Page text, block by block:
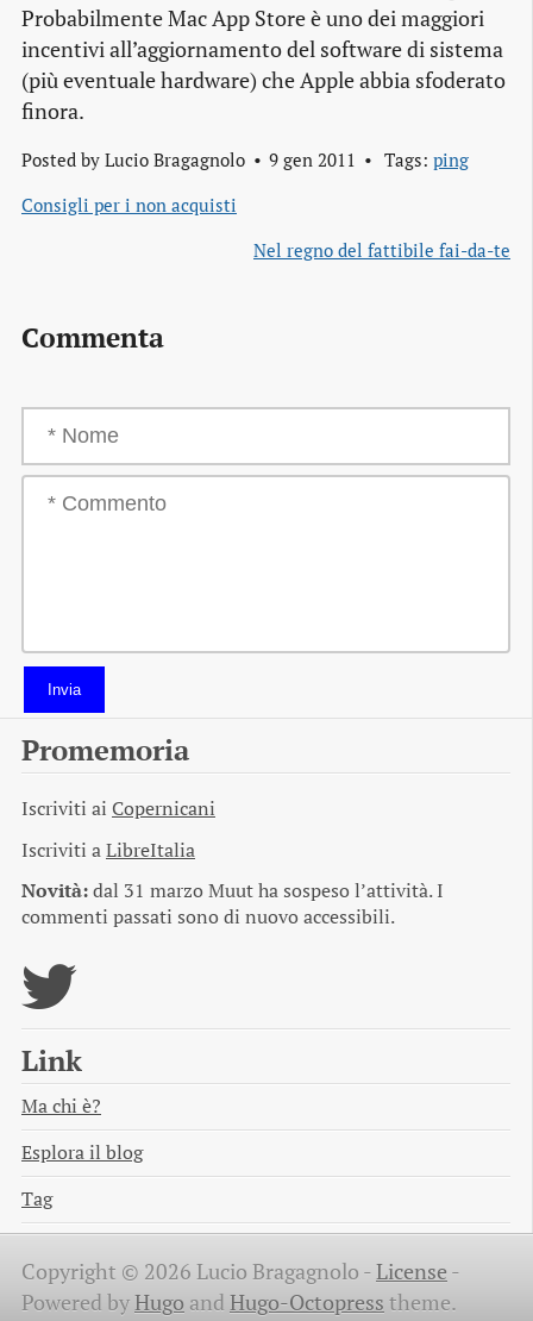
Probabilmente Mac App Store è uno dei maggiori
incentivi all’aggiornamento del software di sistema
(più eventuale hardware) che Apple abbia sfoderato
finora.
Posted by Lucio Bragagnolo 9 gen 2011 Tags: ping
Consigli per i non acquisti
Nel regno del fattibile fai-da-te
Commenta
Invia
Promemoria
Iscriviti ai Copernicani
Iscriviti aLibreItalia
Novità:dal 31 marzo Muut ha sospeso l’attività. I
commenti passati sono di nuovo accessibili.
Link
Ma chi è?
Esplora il blog
Tag
Copyright © 2026 Lucio Bragagnolo -License -
Powered byHugo and Hugo-Octopress theme.